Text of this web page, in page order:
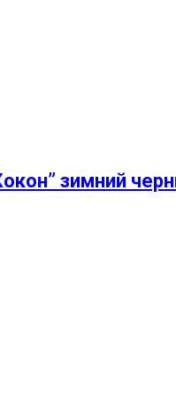
зимний